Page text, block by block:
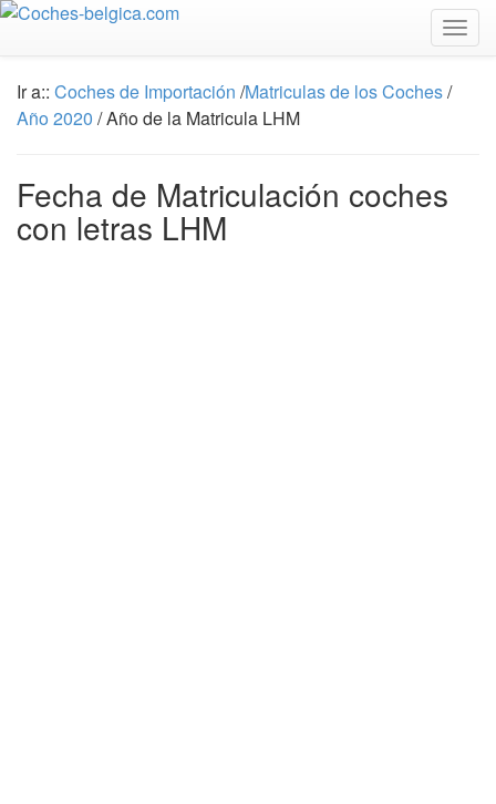
Ir a:: Coches de Importación /Matriculas de los Coches/
Año 2020 / Año de la Matricula LHM
Fecha de Matriculación coches
con letras LHM